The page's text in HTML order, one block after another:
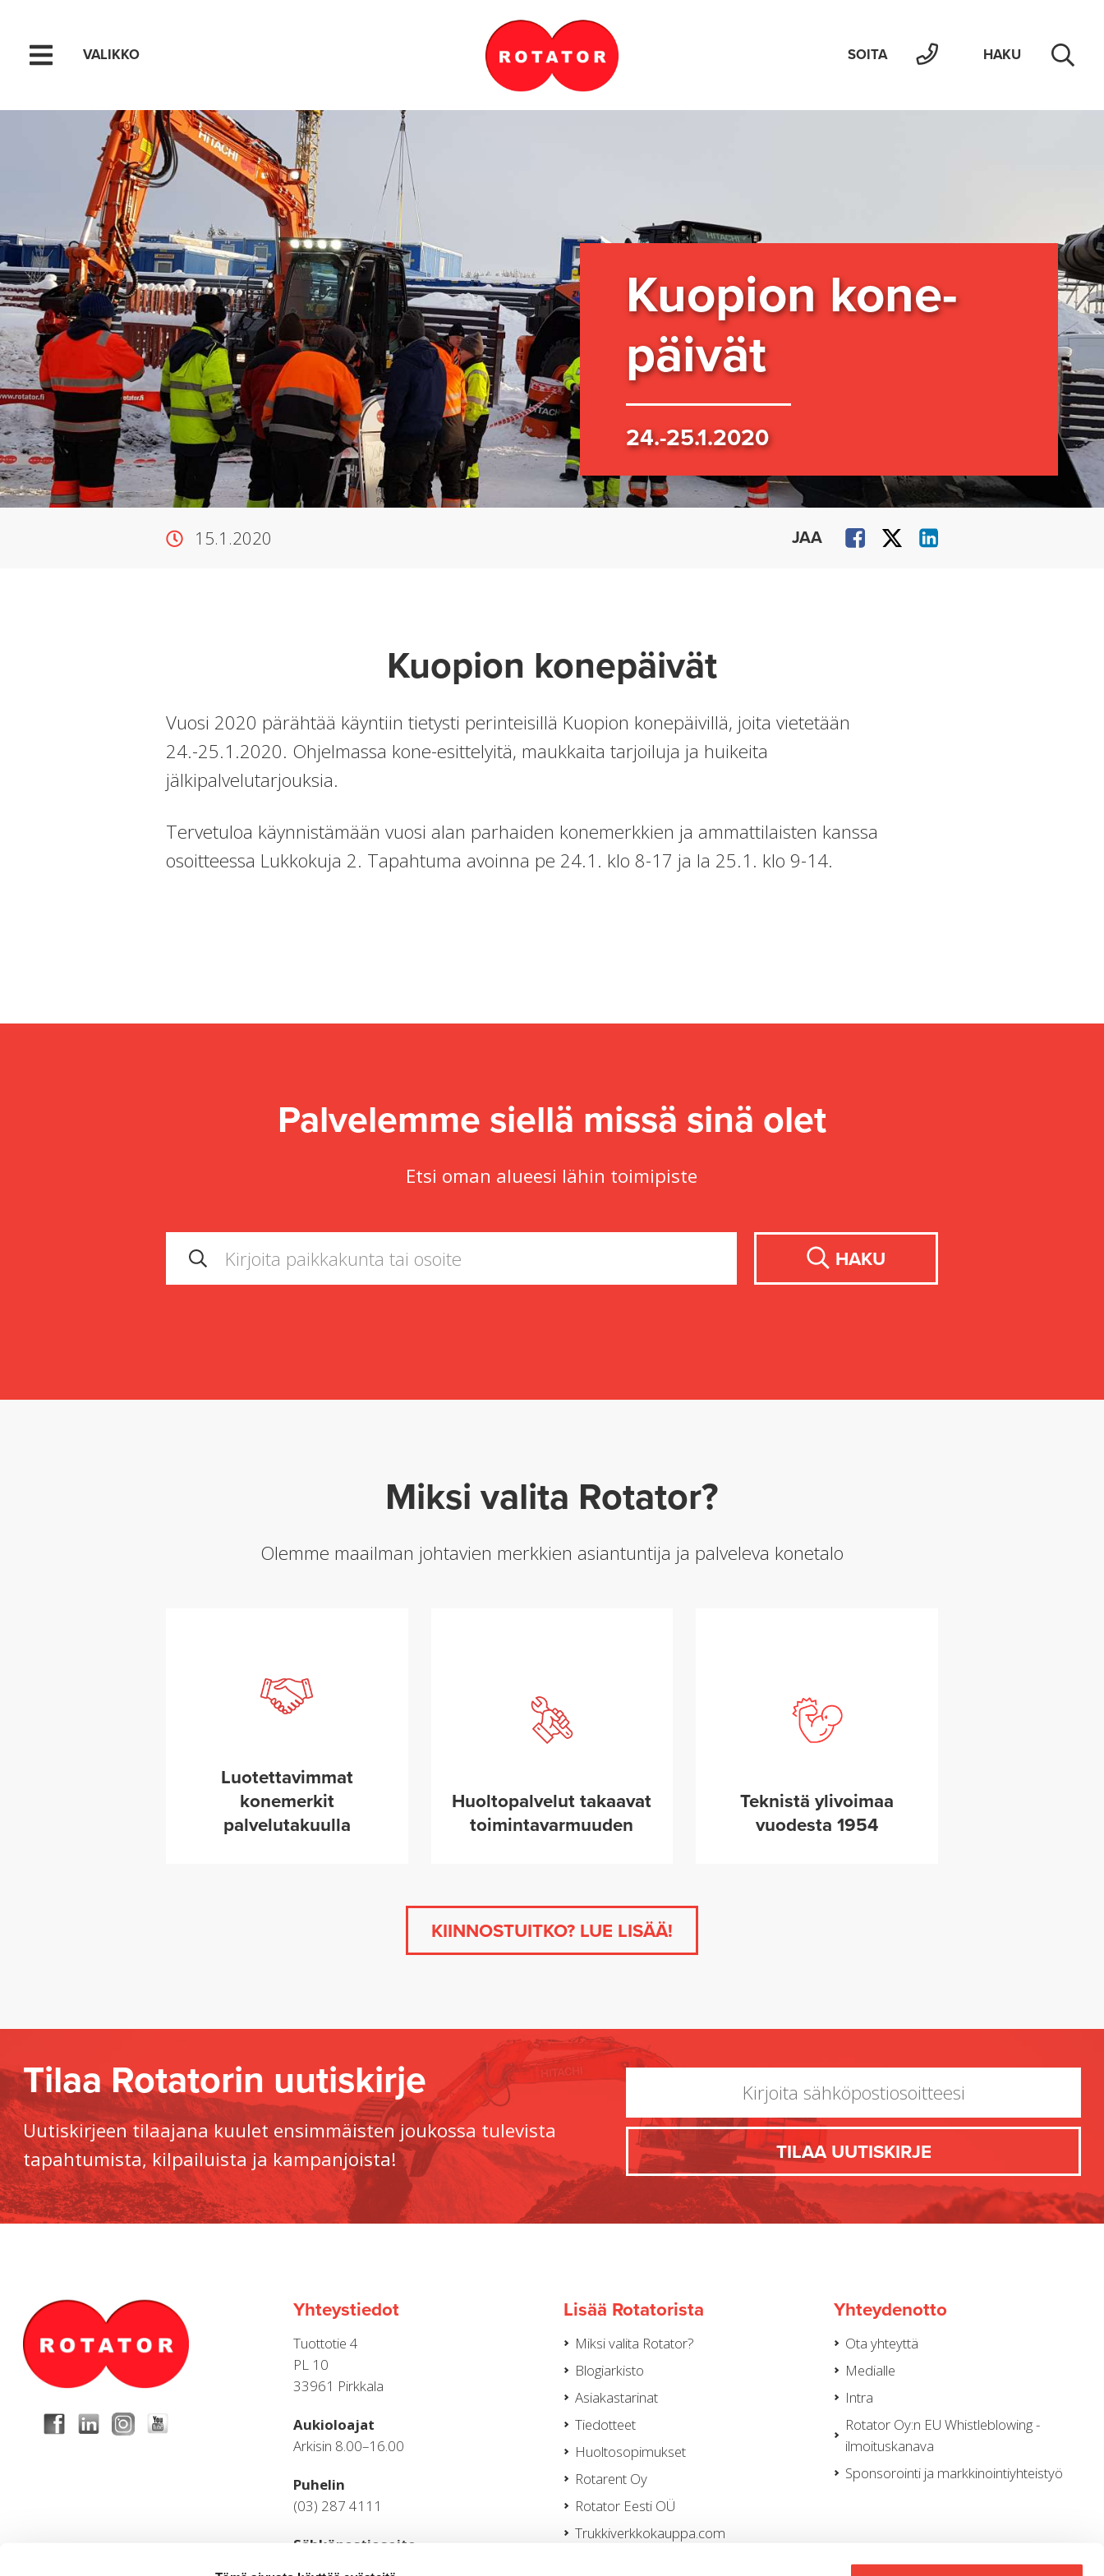
sisältöön
VALIKKO HAKU
SOITA
Kuo­pion ko­ne­
päi­vät
24.-25.1.2020
15.1.2020 JAA
Kuopion konepäivät
Vuosi 2020 pärähtää käyntiin tietysti perinteisillä Kuopion konepäivillä, joita vietetään
24.-25.1.2020. Ohjelmassa kone-esittelyitä, maukkaita tarjoiluja ja huikeita
jälkipalvelutarjouksia.
Tervetuloa käynnistämään vuosi alan parhaiden konemerkkien ja ammattilaisten kanssa
osoitteessa Lukkokuja 2. Tapahtuma avoinna pe 24.1. klo 8-17 ja la 25.1. klo 9-14.
Palvelemme siellä missä sinä olet
Etsi oman alueesi lähin toimipiste
HAKU
Miksi valita Rotator?
Olemme maailman johtavien merkkien asiantuntija ja palveleva konetalo
Luotettavimmat
konemerkit
palvelutakuulla
Huoltopalvelut takaavat
toimintavarmuuden
Teknistä ylivoimaa
vuodesta 1954
KIINNOSTUITKO? LUE LISÄÄ!
Tilaa Rotatorin uutiskirje
Uutiskirjeen tilaajana kuulet ensimmäisten joukossa tulevista
tapahtumista, kilpailuista ja kampanjoista!
Yhteystiedot
Tuottotie 4
PL 10
33961 Pirkkala
Aukioloajat
Arkisin 8.00–16.00
Puhelin
(03) 287 4111
Sähköpostiosoite
Lisää Rotatorista
Miksi valita Rotator?
Blogiarkisto
Asiakastarinat
Tiedotteet
Huoltosopimukset
Rotarent Oy
Rotator Eesti OÜ
Trukkiverkkokauppa.com
Yhteydenotto
Ota yhteyttä
Medialle
Intra
Rotator Oy:n EU Whistleblowing -
ilmoituskanava
Sponsorointi ja markkinointiyhteistyö